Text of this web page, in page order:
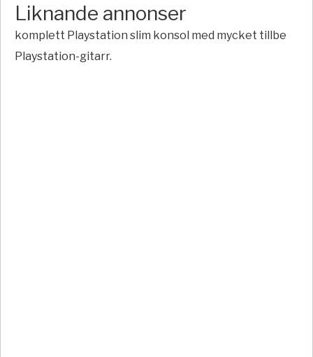
Liknande annonser
komplett Playstation slim konsol med mycket tillbe
Playstation-gitarr.